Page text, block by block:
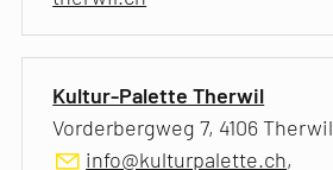
Kultur-Palette Therwil
Vorderbergweg 7, 4106 Therwil
info@kulturpalette.ch,